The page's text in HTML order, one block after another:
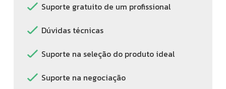
Suporte gratuito de um profissional
Dúvidas técnicas
Suporte na seleção do produto ideal
Suporte na negociação